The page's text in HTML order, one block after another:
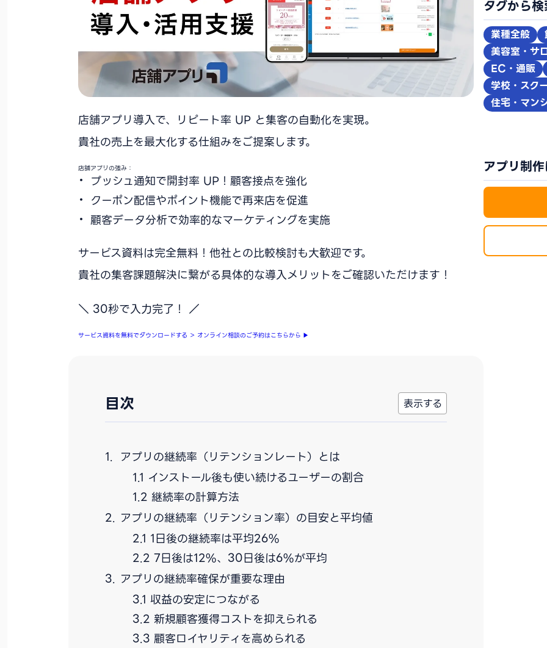
店舗アプリ導入で、リピート率 UP と集客の自動化を実現。
貴社の売上を最大化する仕組みをご提案します。
店舗アプリの強み：
プッシュ通知で開封率 UP！顧客接点を強化
クーポン配信やポイント機能で再来店を促進
顧客データ分析で効率的なマーケティングを実施
サービス資料は完全無料！他社との比較検討も大歓迎です。
貴社の集客課題解決に繋がる具体的な導入メリットをご確認いただけます！
＼ 30秒で入力完了！ ／
サービス資料を無料でダウンロードする ＞ オンライン相談のご予約はこちらから ▶
目次
アプリの継続率（リテンションレート）とは
インストール後も使い続けるユーザーの割合
継続率の計算方法
アプリの継続率（リテンション率）の目安と平均値
1日後の継続率は平均26%
7日後は12%、30日後は6%が平均
アプリの継続率確保が重要な理由
収益の安定につながる
新規顧客獲得コストを抑えられる
顧客ロイヤリティを高められる
タグから
業種全般
美容室・サ
EC・通販
学校・スク
住宅・マン
アプリ制